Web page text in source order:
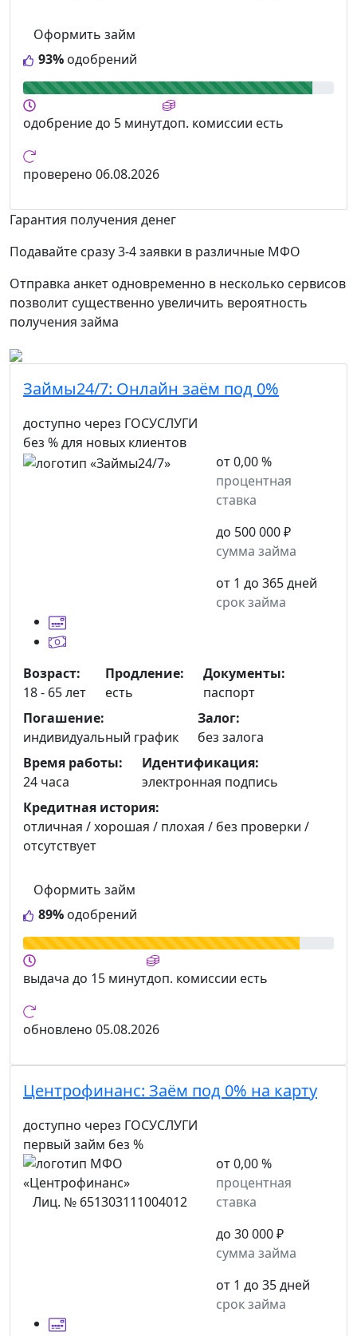
93% одобрений
Оформить займ
одобрениедо 5 минутдоп. комиссии есть
проверено 06.08.2026
Гарантия получения денег
Подавайте сразу 3-4 заявки в различные МФО
Отправка анкет одновременно в несколько сервисов
позволит существенно увеличить вероятность
получения займа
Займы24/7: Онлайн заём под 0%
доступно через ГОСУСЛУГИ
без % для новых клиентов
от 0,00 %
процентная
ставка
до 500 000 ₽
сумма займа
от 1 до 365 дней
срок займа
89% одобрений
Оформить займ
Возраст:
18 - 65 лет
Продление:
есть
Документы:
паспорт
Погашение:
индивидуальный график
Залог:
без залога
Время работы:
24 часа
Идентификация:
электронная подпись
Кредитная история:
отличная / хорошая / плохая / без проверки /
отсутствует
выдача до 15 минутдоп. комиссии есть
обновлено 05.08.2026
Центрофинанс: Заём под 0% на карту
доступно через ГОСУСЛУГИ
первый займ без %
Лиц. № 651303111004012
от 0,00 %
процентная
ставка
до 30 000 ₽
сумма займа
от 1 до 35 дней
срок займа